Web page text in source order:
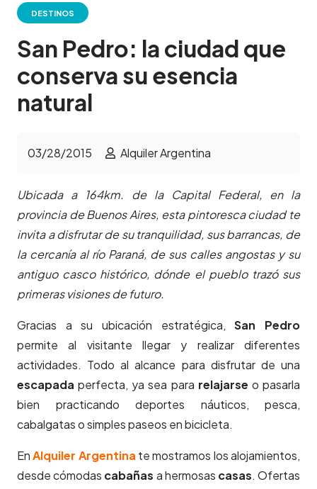
DESTINOS
San Pedro: la ciudad que
conserva su esencia
natural
03/28/2015 Alquiler Argentina
Ubicada a 164km. de la Capital Federal, en la
provincia de Buenos Aires, esta pintoresca ciudad te
invita a disfrutar de su tranquilidad, sus barrancas, de
la cercanía al río Paraná, de sus calles angostas y su
antiguo casco histórico, dónde el pueblo trazó sus
primeras visiones de futuro.
Gracias a su ubicación estratégica, San Pedro
permite al visitante llegar y realizar diferentes
actividades. Todo al alcance para disfrutar de una
escapada perfecta, ya sea para relajarse o pasarla
bien practicando deportes náuticos, pesca,
cabalgatas o simples paseos en bicicleta.
EnAlquiler Argentina te mostramos los alojamientos,
desde cómodas cabañas a hermosas casas. Ofertas